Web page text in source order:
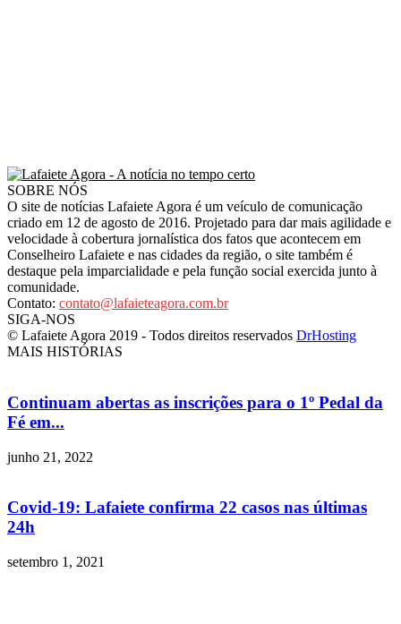
SOBRE NÓS
O site de notícias Lafaiete Agora é um veículo de comunicação
criado em 12 de agosto de 2016. Projetado para dar mais agilidade e
velocidade à cobertura jornalística dos fatos que acontecem em
Conselheiro Lafaiete e nas cidades da região, o site também é
destaque pela imparcialidade e pela função social exercida junto à
comunidade.
Contato: contato@lafaieteagora.com.br
SIGA-NOS
© Lafaiete Agora 2019 - Todos direitos reservados DrHosting
MAIS HISTÓRIAS
Continuam abertas as inscrições para o 1º Pedal da
Fé em...
junho 21, 2022
Covid-19: Lafaiete confirma 22 casos nas últimas
24h
setembro 1, 2021